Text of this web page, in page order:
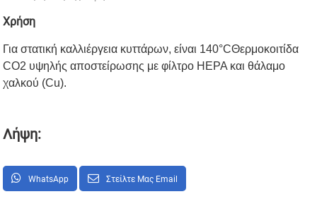
Χρήση
Για στατική καλλιέργεια κυττάρων, είναι 140°CΘερμοκοιτίδα
CO2 υψηλής αποστείρωσης με φίλτρο HEPA και θάλαμο
χαλκού (Cu).
Λήψη:
WhatsApp Στείλτε Μας Email